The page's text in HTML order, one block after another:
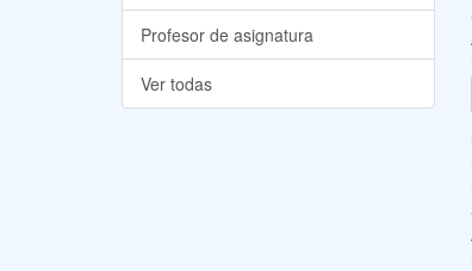
Profesor de asignatura
Ver todas